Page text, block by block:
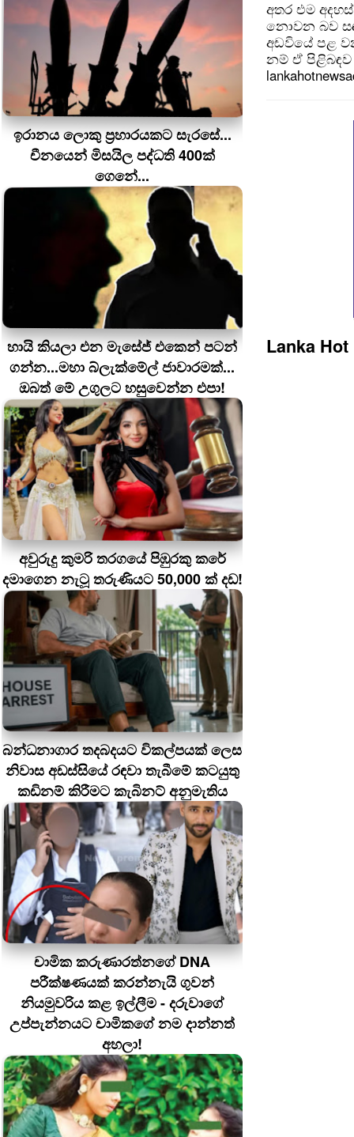
ඉරානය ලොකු ප‍්‍රහාරයකට සැරසේ...
චීනයෙන් මිසයිල පද්ධති 400ක්
ගෙනේ...
හායි කියලා එන මැසේජ් එකෙන් පටන්
ගන්න...මහා බ්ලැක්මේල් ජාවාරමක්...
ඔබත් මේ උගුලට හසුවෙන්න එපා!
අවුරුදු කුමරි තරගයේ පිඹුරකු කරේ
දමාගෙන නැටූ තරුණියට 50,000 ක් දඩ!
බන්ධනාගාර තදබදයට විකල්පයක් ලෙස
නිවාස අඩස්සියේ රඳවා තැබීමේ කටයුතු
කඩිනම් කිරීමට කැබිනට් අනුමැතිය
චාමික කරුණාරත්නගේ DNA
පරීක්ෂණයක් කරන්නැයි ගුවන්
නියමුවරිය කළ ඉල්ලීම - දරුවාගේ
උප්පැන්නයට චාමිකගේ නම දාන්නත්
අහලා!
අතර එම
නොවන බව
අඩවියේ පළ
නම් ඒ පිළිබඳව
Lanka